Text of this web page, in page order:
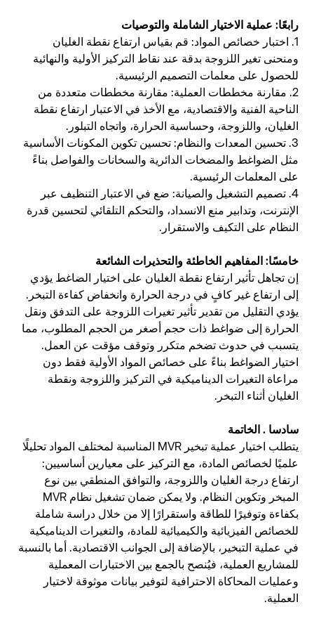
رابعًا: عملية الاختيار الشاملة والتوصيات
1. اختبار خصائص المواد: قم بقياس ارتفاع نقطة الغليان
ومنحنى تغير اللزوجة بدقة عند نقاط التركيز الأولية والنهائية
للحصول على معلمات التصميم الرئيسية.
2. مقارنة مخططات العملية: مقارنة مخططات متعددة من
الناحية الفنية والاقتصادية، مع الأخذ في الاعتبار ارتفاع نقطة
الغليان، واللزوجة، وحساسية الحرارة، واتجاه التبلور.
3. تحسين المعدات والنظام: تحسين تكوين المكونات الأساسية
مثل الضواغط والمضخات الدائرية والسخانات والفواصل بناءً
على المعلمات الرئيسية.
4. تصميم التشغيل والصيانة: ضع في الاعتبار التنظيف عبر
الإنترنت، وتدابير منع الانسداد، والتحكم التلقائي لتحسين قدرة
النظام على التكيف والاستقرار.
خامسًا: المفاهيم الخاطئة والتحذيرات الشائعة
إن تجاهل تأثير ارتفاع نقطة الغليان على اختيار الضاغط يؤدي
إلى ارتفاع غير كافٍ في درجة الحرارة وانخفاض كفاءة التبخر.
يؤدي التقليل من تقدير تأثير تغيرات اللزوجة على التدفق ونقل
الحرارة إلى ضواغط ذات حجم أصغر من الحجم المطلوب، مما
يتسبب في حدوث تضخم متكرر وتوقف مؤقت عن العمل.
اختيار الضواغط بناءً على خصائص المواد الأولية فقط دون
مراعاة التغيرات الديناميكية في التركيز واللزوجة ونقطة
الغليان أثناء التبخر.
سادسا . الخاتمة
يتطلب اختيار عملية تبخير MVR المناسبة لمختلف المواد تحليلًا
علميًا لخصائص المادة، مع التركيز على معيارين أساسيين:
ارتفاع درجة الغليان واللزوجة، والتوافق المنطقي بين نوع
المبخر وتكوين النظام. ولا يمكن ضمان تشغيل نظام MVR
بكفاءة وتوفيرًا للطاقة واستقرارًا إلا من خلال دراسة شاملة
للخصائص الفيزيائية والكيميائية للمادة، والتغيرات الديناميكية
في عملية التبخير، بالإضافة إلى الجوانب الاقتصادية. أما بالنسبة
للمشاريع العملية، فيُنصح بالجمع بين الاختبارات المعملية
وعمليات المحاكاة الاحترافية لتوفير بيانات موثوقة لاختيار
العملية.